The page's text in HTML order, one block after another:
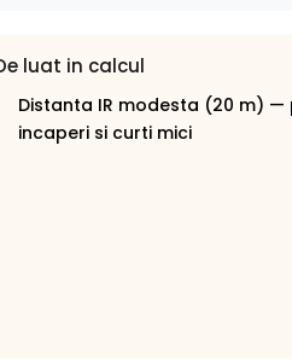
luat in calcul
Distanta IR modesta (20 m)
incaperi si curti mici